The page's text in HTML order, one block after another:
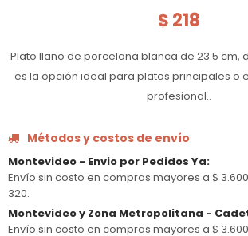
$ 218
Plato llano de porcelana blanca de 23.5 cm,
es la opción ideal para platos principales o
profesional..
Métodos y costos de envío
Montevideo - Envio por Pedidos Ya:
Envío sin costo en compras mayores a $
320.
Montevideo y Zona Metropolitana -
Envío sin costo en compras mayores a $